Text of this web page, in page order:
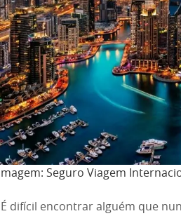
Imagem: Seguro Viagem
É difícil encontrar alguém que